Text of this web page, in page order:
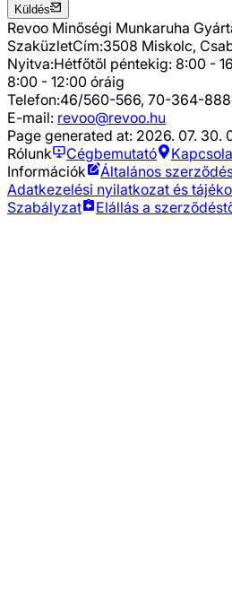
Küldés
Revoo Minőségi Munkaruha
SzaküzletCím:3508 Miskolc,
Nyitva:Hétfőtől péntekig: 8:00 -
8:00 - 12:00 óráig
Telefon:46/560-566, 70-364-
E-mail: revoo@revoo.hu
Page generated at: 2026. 07. 30.
Rólunk
Cégbemutató
Információk
Általános
Adatkezelési nyilatkozat és
Szabályzat
Elállás a